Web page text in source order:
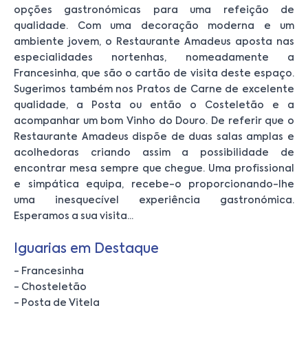
opções gastronómicas para uma refeição de
qualidade. Com uma decoração moderna e um
ambiente jovem, o Restaurante Amadeus aposta nas
especialidades nortenhas, nomeadamente a
Francesinha, que são o cartão de visita deste espaço.
Sugerimos também nos Pratos de Carne de excelente
qualidade, a Posta ou então o Costeletão e a
acompanhar um bom Vinho do Douro. De referir que o
Restaurante Amadeus dispõe de duas salas amplas e
acolhedoras criando assim a possibilidade de
encontrar mesa sempre que chegue. Uma profissional
e simpática equipa, recebe-o proporcionando-lhe
uma inesquecível experiência gastronómica.
Esperamos a sua visita...
Iguarias em Destaque
- Francesinha
- Chosteletão
- Posta de Vitela